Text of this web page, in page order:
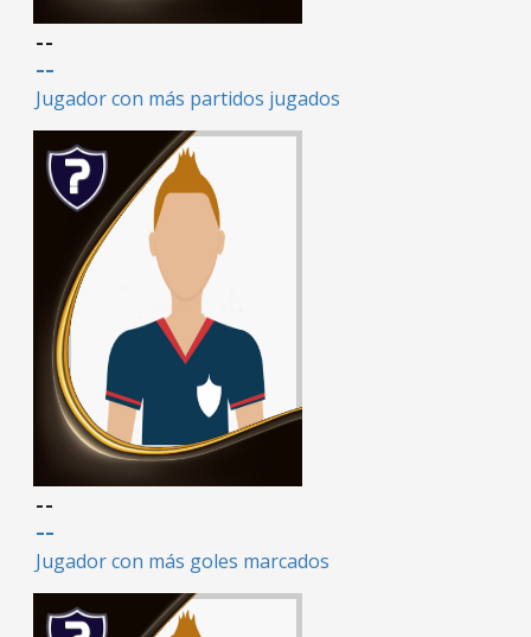
--
--
Jugador con más partidos jugados
--
--
Jugador con más goles marcados